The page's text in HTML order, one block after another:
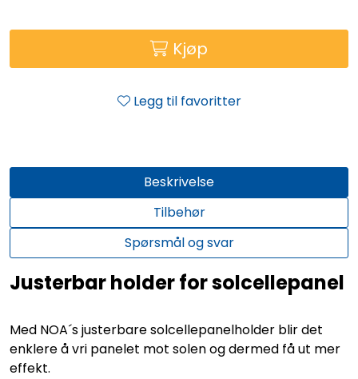
Kjøp
Legg til favoritter
Beskrivelse
Tilbehør
Spørsmål og svar
Justerbar holder for solcellepanel
Med NOA´s justerbare solcellepanelholder blir det
enklere å vri panelet mot solen og dermed få ut mer
effekt.